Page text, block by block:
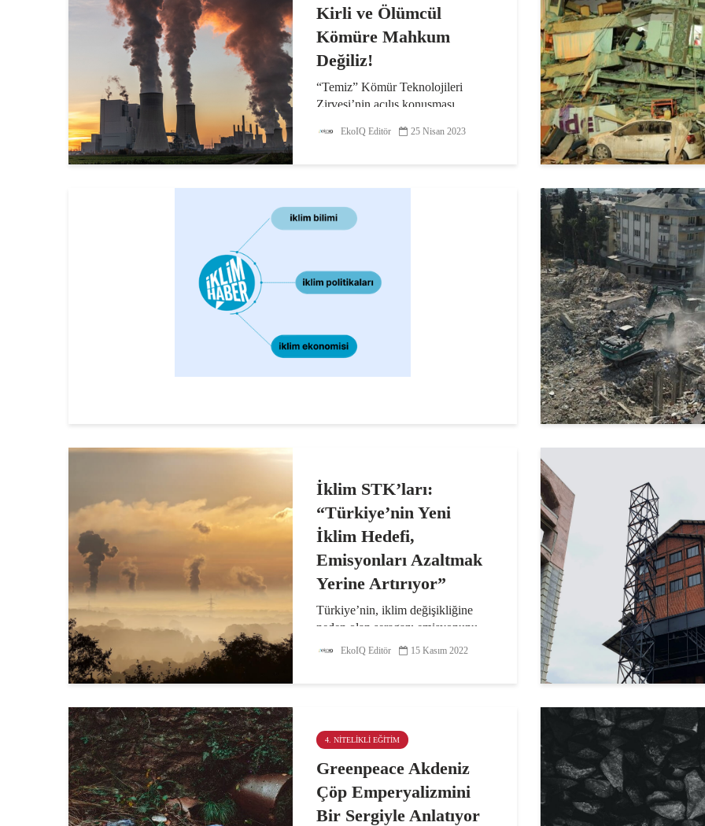
Kirli ve Ölümcül
Kömüre Mahkum
Değiliz!
“Temiz” Kömür Teknolojileri
Zirvesi’nin açılış konuşması
Genel Direktörü, “Havası Kirli,
kömürde...
EkoIQ Editör 25 Nisan 2023
İklim STK’ları:
“Türkiye’nin Yeni
İklim Hedefi,
Emisyonları Azaltmak
Yerine Artırıyor”
Türkiye’nin, iklim değişikliğine
neden olan seragazı emisyonunu
azaltmak amacıyla belirlediği 2030
EkoIQ Editör 15 Kasım 2022
4. NITELIKLI EĞITIM
Greenpeace Akdeniz
Çöp Emperyalizmini
Bir Sergiyle Anlatıyor